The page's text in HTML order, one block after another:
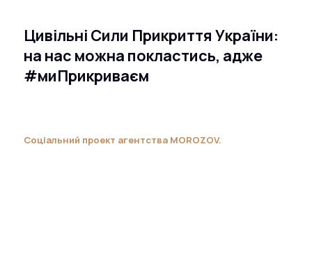
Цивільні Сили Прикриття України:
на нас можна покластись, адже
#миПрикриваєм
Соціальний проект агентства MOROZOV.